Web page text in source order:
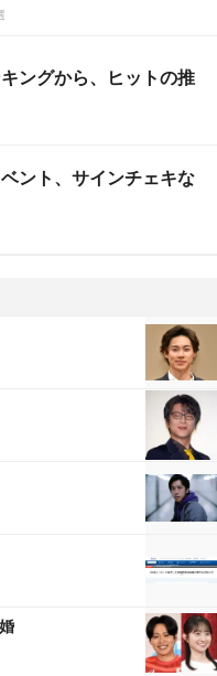
ングから、ヒットの推
ント、サインチェキな